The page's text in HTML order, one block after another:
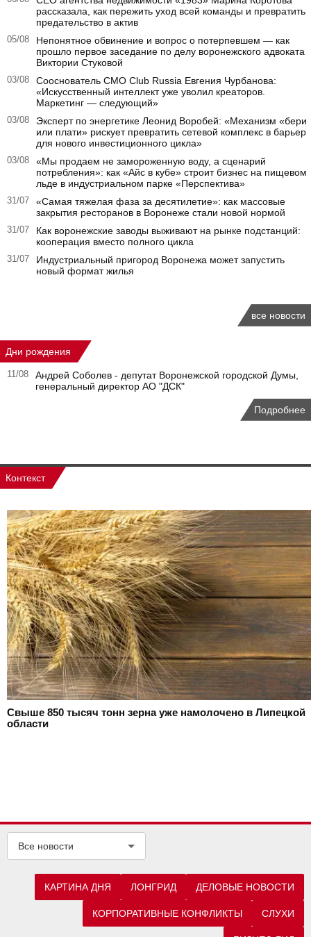
рассказала, как пережить уход всей команды и превратить
предательство в актив
05/08
Непонятное обвинение и вопрос о потерпевшем — как
прошло первое заседание по делу воронежского адвоката
Виктории Стуковой
03/08
Сооснователь CMO Club Russia Евгения Чурбанова:
«Искусственный интеллект уже уволил креаторов.
Маркетинг — следующий»
03/08
Эксперт по энергетике Леонид Воробей: «Механизм «бери
или плати» рискует превратить сетевой комплекс в барьер
для нового инвестиционного цикла»
03/08
«Мы продаем не замороженную воду, а сценарий
потребления»: как «Айс в кубе» строит бизнес на пищевом
льде в индустриальном парке «Перспектива»
31/07
«Самая тяжелая фаза за десятилетие»: как массовые
закрытия ресторанов в Воронеже стали новой нормой
31/07
Как воронежские заводы выживают на рынке подстанций:
кооперация вместо полного цикла
31/07
Индустриальный пригород Воронежа может запустить
новый формат жилья
все новости
Дни рождения
11/08
Андрей Соболев - депутат Воронежской городской Думы,
генеральный директор АО "ДСК"
Подробнее
Контекст
Свыше 850 тысяч тонн зерна уже намолочено в Липецкой
области
Все новости
КАРТИНА ДНЯ ЛОНГРИД ДЕЛОВЫЕ НОВОСТИ
КОРПОРАТИВНЫЕ КОНФЛИКТЫ СЛУХИ